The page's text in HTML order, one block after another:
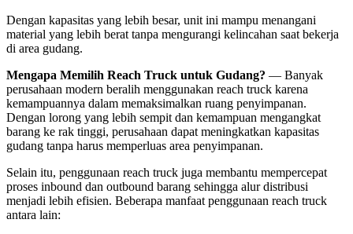
Dengan kapasitas yang lebih besar, unit ini mampu menangani
material yang lebih berat tanpa mengurangi kelincahan saat bekerja
di area gudang.
Mengapa Memilih Reach Truck untuk Gudang? — Banyak
perusahaan modern beralih menggunakan reach truck karena
kemampuannya dalam memaksimalkan ruang penyimpanan.
Dengan lorong yang lebih sempit dan kemampuan mengangkat
barang ke rak tinggi, perusahaan dapat meningkatkan kapasitas
gudang tanpa harus memperluas area penyimpanan.
Selain itu, penggunaan reach truck juga membantu mempercepat
proses inbound dan outbound barang sehingga alur distribusi
menjadi lebih efisien. Beberapa manfaat penggunaan reach truck
antara lain: